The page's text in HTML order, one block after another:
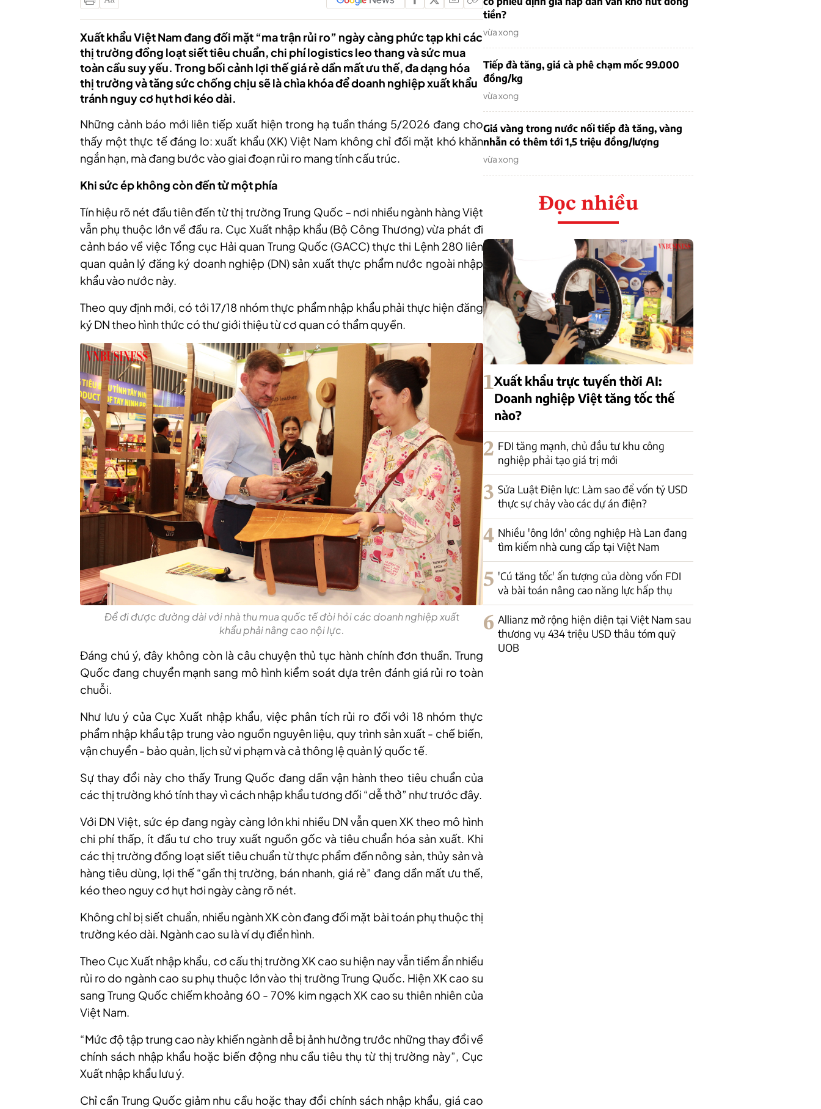
Xuất khẩu Việt Nam đang đối mặt “ma trận rủi ro” ngày càng phức tạp khi các
thị trường đồng loạt siết tiêu chuẩn, chi phí logistics leo thang và sức mua
toàn cầu suy yếu. Trong bối cảnh lợi thế giá rẻ dần mất ưu thế, đa dạng hóa
thị trường và tăng sức chống chịu sẽ là chìa khóa để doanh nghiệp xuất khẩu
tránh nguy cơ hụt hơi kéo dài.
Những cảnh báo mới liên tiếp xuất hiện trong hạ tuần tháng 5/2026 đang cho
thấy một thực tế đáng lo: xuất khẩu (XK) Việt Nam không chỉ đối mặt khó khăn
ngắn hạn, mà đang bước vào giai đoạn rủi ro mang tính cấu trúc.
Khi sức ép không còn đến từ một phía
Tín hiệu rõ nét đầu tiên đến từ thị trường Trung Quốc – nơi nhiều ngành hàng Việt
vẫn phụ thuộc lớn về đầu ra. Cục Xuất nhập khẩu (Bộ Công Thương) vừa phát đi
cảnh báo về việc Tổng cục Hải quan Trung Quốc (GACC) thực thi Lệnh 280 liên
quan quản lý đăng ký doanh nghiệp (DN) sản xuất thực phẩm nước ngoài nhập
khẩu vào nước này.
Theo quy định mới, có tới 17/18 nhóm thực phẩm nhập khẩu phải thực hiện đăng
ký DN theo hình thức có thư giới thiệu từ cơ quan có thẩm quyền.
Để đi được đường dài với nhà thu mua quốc tế đòi hỏi các doanh nghiệp xuất
khẩu phải nâng cao nội lực.
Đáng chú ý, đây không còn là câu chuyện thủ tục hành chính đơn thuần. Trung
Quốc đang chuyển mạnh sang mô hình kiểm soát dựa trên đánh giá rủi ro toàn
chuỗi.
Như lưu ý của Cục Xuất nhập khẩu, việc phân tích rủi ro đối với 18 nhóm thực
phẩm nhập khẩu tập trung vào nguồn nguyên liệu, quy trình sản xuất - chế biến,
vận chuyển - bảo quản, lịch sử vi phạm và cả thông lệ quản lý quốc tế.
Sự thay đổi này cho thấy Trung Quốc đang dần vận hành theo tiêu chuẩn của
các thị trường khó tính thay vì cách nhập khẩu tương đối “dễ thở” như trước đây.
Với DN Việt, sức ép đang ngày càng lớn khi nhiều DN vẫn quen XK theo mô hình
chi phí thấp, ít đầu tư cho truy xuất nguồn gốc và tiêu chuẩn hóa sản xuất. Khi
các thị trường đồng loạt siết tiêu chuẩn từ thực phẩm đến nông sản, thủy sản và
hàng tiêu dùng, lợi thế “gần thị trường, bán nhanh, giá rẻ” đang dần mất ưu thế,
kéo theo nguy cơ hụt hơi ngày càng rõ nét.
Không chỉ bị siết chuẩn, nhiều ngành XK còn đang đối mặt bài toán phụ thuộc thị
trường kéo dài. Ngành cao su là ví dụ điển hình.
Theo Cục Xuất nhập khẩu, cơ cấu thị trường XK cao su hiện nay vẫn tiềm ẩn nhiều
rủi ro do ngành cao su phụ thuộc lớn vào thị trường Trung Quốc. Hiện XK cao su
sang Trung Quốc chiếm khoảng 60 - 70% kim ngạch XK cao su thiên nhiên của
Việt Nam.
“Mức độ tập trung cao này khiến ngành dễ bị ảnh hưởng trước những thay đổi về
chính sách nhập khẩu hoặc biến động nhu cầu tiêu thụ từ thị trường này”, Cục
Xuất nhập khẩu lưu ý.
Chỉ cần Trung Quốc giảm nhu cầu hoặc thay đổi chính sách nhập khẩu, giá cao
tiền?
vừa xong
Tiếp đà tăng, giá cà phê chạm mốc 99.000
đồng/kg
vừa xong
Giá vàng trong nước nối tiếp đà tăng, vàng
nhẫn có thêm tới 1,5 triệu đồng/lượng
vừa xong
Đọc nhiều
1Xuất khẩu trực tuyến thời AI:
Doanh nghiệp Việt tăng tốc thế
nào?
2 FDI tăng mạnh, chủ đầu tư khu công
nghiệp phải tạo giá trị mới
3 Sửa Luật Điện lực: Làm sao để vốn tỷ USD
thực sự chảy vào các dự án điện?
4 Nhiều 'ông lớn' công nghiệp Hà Lan đang
tìm kiếm nhà cung cấp tại Việt Nam
5 'Cú tăng tốc' ấn tượng của dòng vốn FDI
và bài toán nâng cao năng lực hấp thụ
6 Allianz mở rộng hiện diện tại Việt Nam sau
thương vụ 434 triệu USD thâu tóm quỹ
UOB